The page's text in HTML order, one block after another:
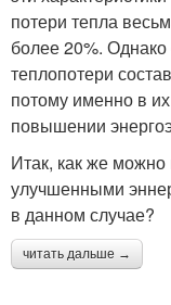
потери тепла
более 20%. Однако
теплопотери
потому именно в
повышении
Итак, как же можно
улучшенными
в данном случае?
читать дальше →